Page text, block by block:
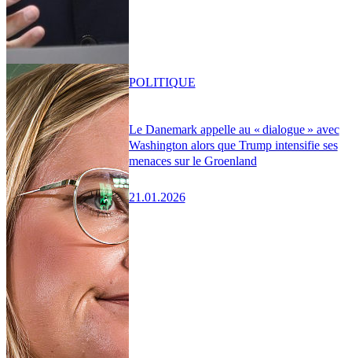
Le Danemark appelle au « dialogue » avec
Washington alors que Trump intensifie ses
menaces sur le Groenland
21.01.2026
POLITIQUE